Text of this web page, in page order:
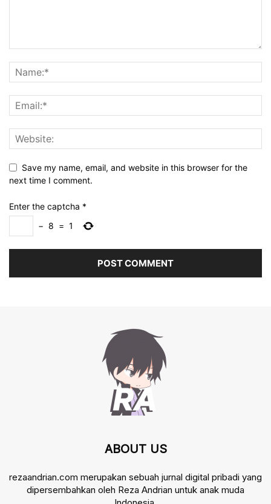
Save my name, email, and website in this browser for the
next time I comment.
Enter the captcha *
− 8 = 1
ABOUT US
rezaandrian.com merupakan sebuah jurnal digital pribadi yang
dipersembahkan oleh Reza Andrian untuk anak muda